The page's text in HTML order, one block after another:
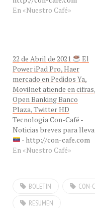
Power iPad Pro, Haer
mercado en Pedidos Ya,
Movilnet atiende en cifras,
Open Banking Banco
Plaza, Twitter HD
Tecnología Con-Café -
Noticias breves para llevar
- http://con-cafe.com
En «Nuestro Café»
RESUMEN